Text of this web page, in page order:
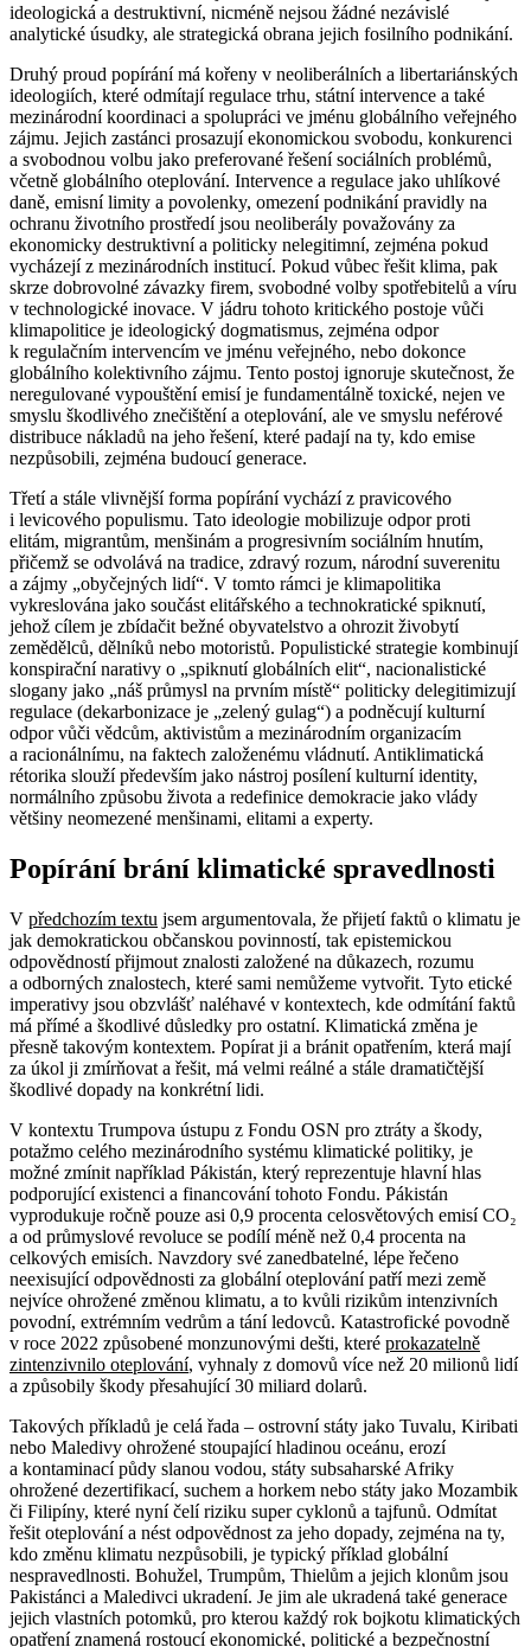
ideologická a destruktivní, nicméně nejsou žádné nezávislé
analytické úsudky, ale strategická obrana jejich fosilního podnikání.
Druhý proud popírání má kořeny v neoliberálních a libertariánských
ideologiích, které odmítají regulace trhu, státní intervence a také
mezinárodní koordinaci a spolupráci ve jménu globálního veřejného
zájmu. Jejich zastánci prosazují ekonomickou svobodu, konkurenci
a svobodnou volbu jako preferované řešení sociálních problémů,
včetně globálního oteplování. Intervence a regulace jako uhlíkové
daně, emisní limity a povolenky, omezení podnikání pravidly na
ochranu životního prostředí jsou neoliberály považovány za
ekonomicky destruktivní a politicky nelegitimní, zejména pokud
vycházejí z mezinárodních institucí. Pokud vůbec řešit klima, pak
skrze dobrovolné závazky firem, svobodné volby spotřebitelů a víru
v technologické inovace. V jádru tohoto kritického postoje vůči
klimapolitice je ideologický dogmatismus, zejména odpor
k regulačním intervencím ve jménu veřejného, nebo dokonce
globálního kolektivního zájmu. Tento postoj ignoruje skutečnost, že
neregulované vypouštění emisí je fundamentálně toxické, nejen ve
smyslu škodlivého znečištění a oteplování, ale ve smyslu neférové
distribuce nákladů na jeho řešení, které padají na ty, kdo emise
nezpůsobili, zejména budoucí generace.
Třetí a stále vlivnější forma popírání vychází z pravicového
i levicového populismu. Tato ideologie mobilizuje odpor proti
elitám, migrantům, menšinám a progresivním sociálním hnutím,
přičemž se odvolává na tradice, zdravý rozum, národní suverenitu
a zájmy „obyčejných lidí“. V tomto rámci je klimapolitika
vykreslována jako součást elitářského a technokratické spiknutí,
jehož cílem je zbídačit bežné obyvatelstvo a ohrozit živobytí
zemědělců, dělníků nebo motoristů. Populistické strategie kombinují
konspirační narativy o „spiknutí globálních elit“, nacionalistické
slogany jako „náš průmysl na prvním místě“ politicky delegitimizují
regulace (dekarbonizace je „zelený gulag“) a podněcují kulturní
odpor vůči vědcům, aktivistům a mezinárodním organizacím
a racionálnímu, na faktech založenému vládnutí. Antiklimatická
rétorika slouží především jako nástroj posílení kulturní identity,
normálního způsobu života a redefinice demokracie jako vlády
většiny neomezené menšinami, elitami a experty.
Popírání brání klimatické spravedlnosti
V předchozím textu jsem argumentovala, že přijetí faktů o klimatu je
jak demokratickou občanskou povinností, tak epistemickou
odpovědností přijmout znalosti založené na důkazech, rozumu
a odborných znalostech, které sami nemůžeme vytvořit. Tyto etické
imperativy jsou obzvlášť naléhavé v kontextech, kde odmítání faktů
má přímé a škodlivé důsledky pro ostatní. Klimatická změna je
přesně takovým kontextem. Popírat ji a bránit opatřením, která mají
za úkol ji zmírňovat a řešit, má velmi reálné a stále dramatičtější
škodlivé dopady na konkrétní lidi.
V kontextu Trumpova ústupu z Fondu OSN pro ztráty a škody,
potažmo celého mezinárodního systému klimatické politiky, je
možné zmínit například Pákistán, který reprezentuje hlavní hlas
podporující existenci a financování tohoto Fondu. Pákistán
vyprodukuje ročně pouze asi 0,9 procenta celosvětových emisí CO₂
a od průmyslové revoluce se podílí méně než 0,4 procenta na
celkových emisích. Navzdory své zanedbatelné, lépe řečeno
neexisující odpovědnosti za globální oteplování patří mezi země
nejvíce ohrožené změnou klimatu, a to kvůli rizikům intenzivních
povodní, extrémním vedrům a tání ledovců. Katastrofické povodně
v roce 2022 způsobené monzunovými dešti, které prokazatelně
zintenzivnilo oteplování, vyhnaly z domovů více než 20 milionů lidí
a způsobily škody přesahující 30 miliard dolarů.
Takových příkladů je celá řada – ostrovní státy jako Tuvalu, Kiribati
nebo Maledivy ohrožené stoupající hladinou oceánu, erozí
a kontaminací půdy slanou vodou, státy subsaharské Afriky
ohrožené dezertifikací, suchem a horkem nebo státy jako Mozambik
či Filipíny, které nyní čelí riziku super cyklonů a tajfunů. Odmítat
řešit oteplování a nést odpovědnost za jeho dopady, zejména na ty,
kdo změnu klimatu nezpůsobili, je typický příklad globální
nespravedlnosti. Bohužel, Trumpům, Thielům a jejich klonům jsou
Pakistánci a Maledivci ukradení. Je jim ale ukradená také generace
jejich vlastních potomků, pro kterou každý rok bojkotu klimatických
opatření znamená rostoucí ekonomické, politické a bezpečnostní